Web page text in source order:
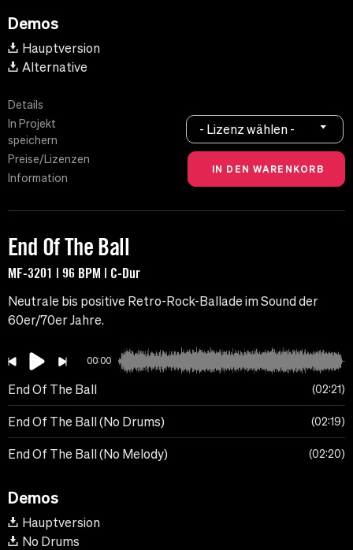
Demos
Hauptversion
Alternative
Details
In Projekt
speichern
Preise/Lizenzen
Information
- Lizenz wählen -
End Of The Ball
MF-3201 | 96 BPM | C-Dur
Neutrale bis positive Retro-Rock-Ballade im Sound der
60er/70er Jahre.
00:00
End Of The Ball 02:21
End Of The Ball (No Drums) 02:19
End Of The Ball (No Melody) 02:20
Demos
Hauptversion
No Drums